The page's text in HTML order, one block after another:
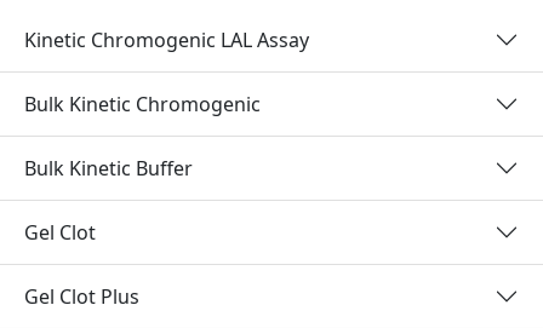
Kinetic Chromogenic LAL Assay
Bulk Kinetic Chromogenic
Bulk Kinetic Buffer
Gel Clot
Gel Clot Plus